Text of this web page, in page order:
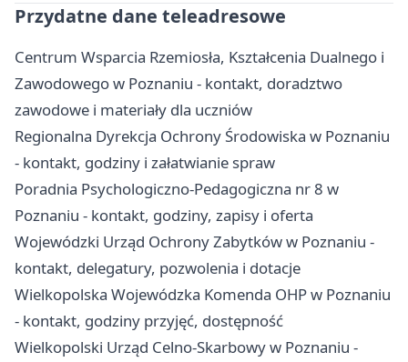
Przydatne dane teleadresowe
Centrum Wsparcia Rzemiosła, Kształcenia Dualnego i
Zawodowego w Poznaniu - kontakt, doradztwo
zawodowe i materiały dla uczniów
Regionalna Dyrekcja Ochrony Środowiska w Poznaniu
- kontakt, godziny i załatwianie spraw
Poradnia Psychologiczno-Pedagogiczna nr 8 w
Poznaniu - kontakt, godziny, zapisy i oferta
Wojewódzki Urząd Ochrony Zabytków w Poznaniu -
kontakt, delegatury, pozwolenia i dotacje
Wielkopolska Wojewódzka Komenda OHP w Poznaniu
- kontakt, godziny przyjęć, dostępność
Wielkopolski Urząd Celno-Skarbowy w Poznaniu -